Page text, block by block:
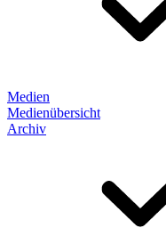
Medien
Medienübersicht
Archiv